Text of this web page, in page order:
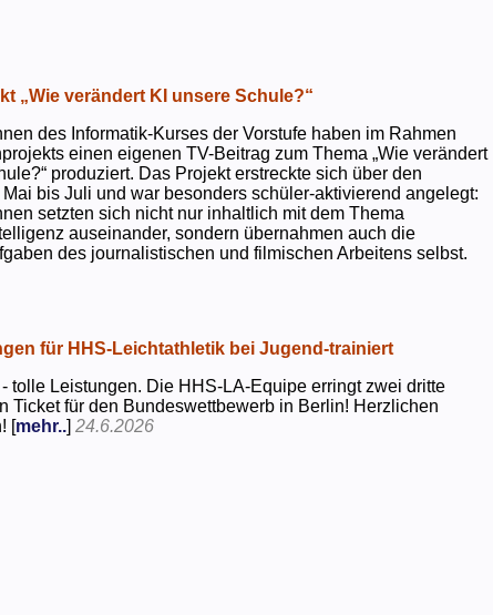
„Wie verändert KI unsere Schule?“
des Informatik-Kurses der Vorstufe haben im Rahmen
einen eigenen TV-Beitrag zum Thema „Wie verändert
produziert. Das Projekt erstreckte sich über den
bis Juli und war besonders schüler-aktivierend angelegt:
setzten sich nicht nur inhaltlich mit dem Thema
auseinander, sondern übernahmen auch die
des journalistischen und filmischen Arbeitens selbst.
für HHS-Leichtathletik bei Jugend-trainiert
tolle Leistungen. Die HHS-LA-Equipe erringt zwei dritte
Ticket für den Bundeswettbewerb in Berlin! Herzlichen
[mehr..]24.6.2026